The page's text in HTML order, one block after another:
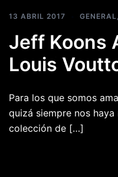
13 ABRIL 2017 GENERAL,
Jeff Koons
Louis
Para los que somos
quizá siempre nos
colección de […]